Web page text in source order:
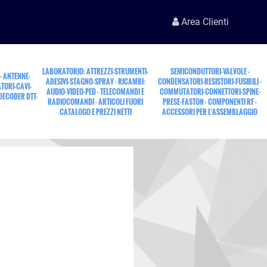
Area Clienti
ANTENNE-
CAVI-
DTT-
LABORATORIO: ATTREZZI-STRUMENTI-
ADESIVI-STAGNO-SPRAY - RICAMBI:
AUDIO-VIDEO-PED - TELECOMANDI E
RADIOCOMANDI - ARTICOLI FUORI
CATALOGO E PREZZI NETTI
SEMICONDUTTORI-VALVOLE -
CONDENSATORI-RESISTORI-FUSIBILI -
COMMUTATORI-CONNETTORI-SPINE-
PRESE-FASTON - COMPONENTI RF -
ACCESSORI PER L'ASSEMBLAGGIO